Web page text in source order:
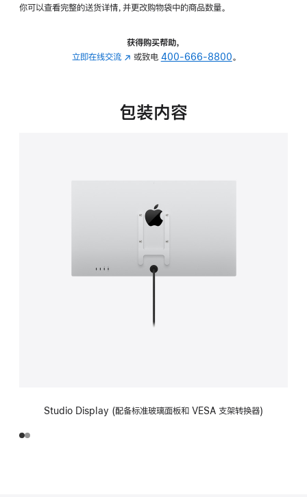
转
的
你可以查看完整的送货详情，并更改购物袋中的商品数量。
获得购买帮助，
立即在线交流 (在
中
或致电 400-666-8800。
包装内容
Studio Display (配备标准玻璃面板和 VESA 支架转换器)